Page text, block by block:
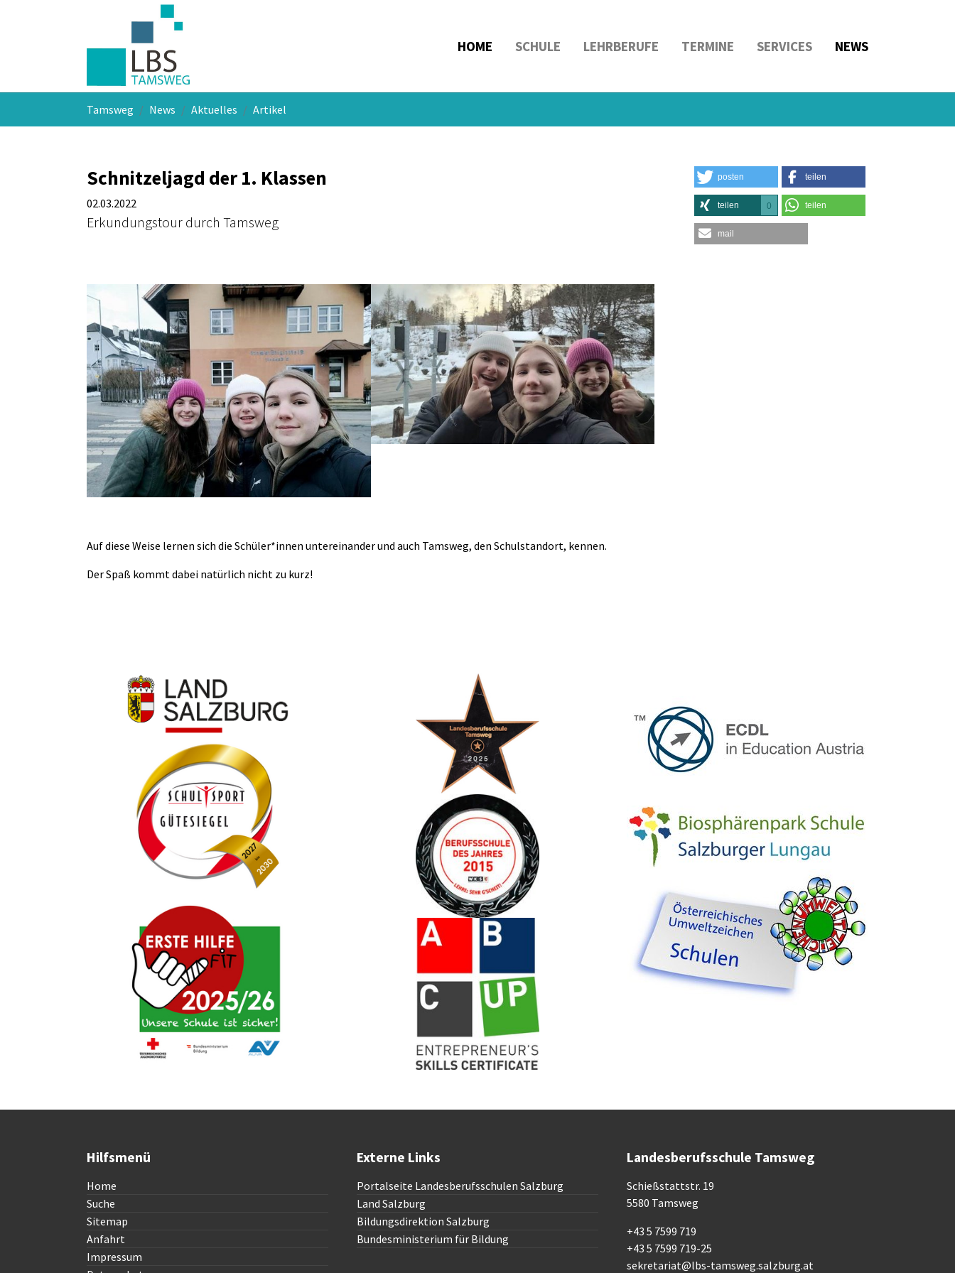
HOME SCHULE LEHRBERUFE TERMINE SERVICES NEWS
Tamsweg News Aktuelles Artikel
Schnitzeljagd der 1. Klassen
02.03.2022
Erkundungstour durch Tamsweg
Show larger version Show larger version
Auf diese Weise lernen sich die Schüler*innen untereinander und auch Tamsweg, den Schulstandort, kennen.
Der Spaß kommt dabei natürlich nicht zu kurz!
posten teilen
teilen 0 teilen
mail
Hilfsmenü
Home
Suche
Sitemap
Anfahrt
Impressum
Externe Links
Portalseite Landesberufsschulen Salzburg
Land Salzburg
Bildungsdirektion Salzburg
Bundesministerium für Bildung
Landesberufsschule Tamsweg
Schießstattstr. 19
5580 Tamsweg
+43 5 7599 719
+43 5 7599 719-25
sekretariat@lbs-tamsweg.salzburg.at